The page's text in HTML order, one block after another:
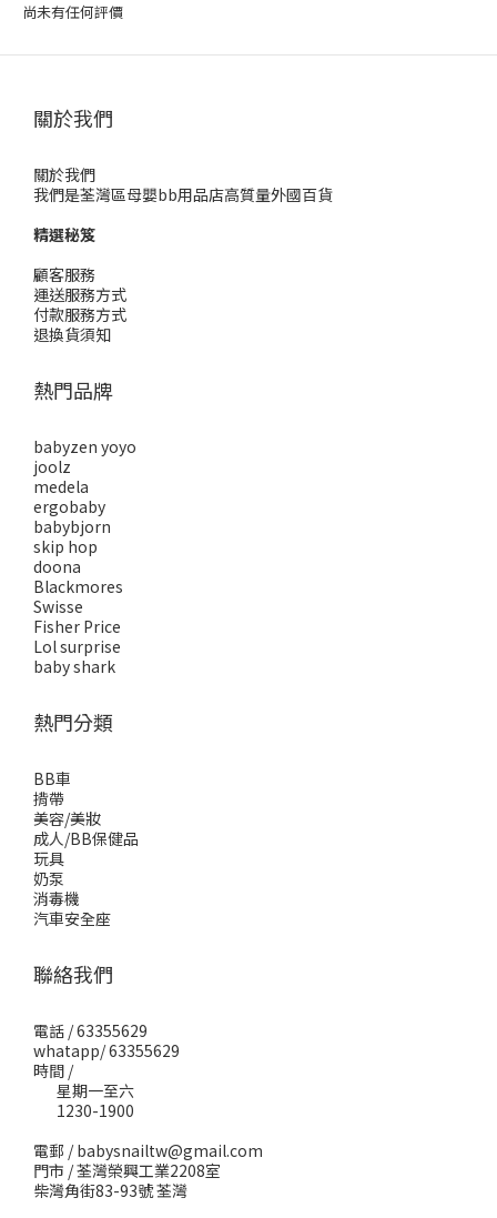
尚未有任何評價
關於我們
關於我們
我們是荃灣區母嬰bb用品店高質量外國百貨
精選秘笈
顧客服務
運送服務方式
付款服務方式
退換貨須知
熱門品牌
babyzen yoyo
joolz
medela
ergobaby
babybjorn
skip hop
doona
Blackmores
Swisse
Fisher Price
Lol surprise
baby shark
熱門分類
BB車
揹帶
美容/美妝
成人/BB保健品
玩具
奶泵
消毒機
汽車安全座
聯絡我們
電話 / 63355629
whatapp/ 63355629
時間 /
星期一至六
1230-1900
電郵 / babysnailtw@gmail.com
門市 / 荃灣榮興工業2208室
柴灣角街83-93號 荃灣